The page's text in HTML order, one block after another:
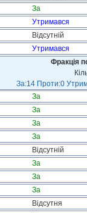
За
Утримався
Відсутній
Утримався
Фракція
За:14 Проти:0
За
За
За
За
Відсутній
За
За
За
Відсутня